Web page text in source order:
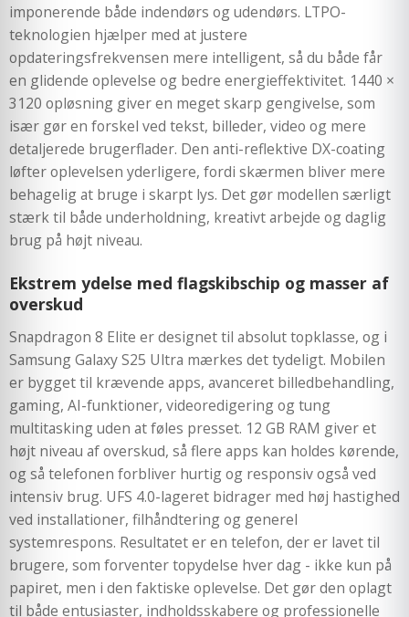
imponerende både indendørs og udendørs. LTPO-
teknologien hjælper med at justere
opdateringsfrekvensen mere intelligent, så du både får
en glidende oplevelse og bedre energieffektivitet. 1440 ×
3120 opløsning giver en meget skarp gengivelse, som
især gør en forskel ved tekst, billeder, video og mere
detaljerede brugerflader. Den anti-reflektive DX-coating
løfter oplevelsen yderligere, fordi skærmen bliver mere
behagelig at bruge i skarpt lys. Det gør modellen særligt
stærk til både underholdning, kreativt arbejde og daglig
brug på højt niveau.
Ekstrem ydelse med flagskibschip og masser af
overskud
Snapdragon 8 Elite er designet til absolut topklasse, og i
Samsung Galaxy S25 Ultra mærkes det tydeligt. Mobilen
er bygget til krævende apps, avanceret billedbehandling,
gaming, AI-funktioner, videoredigering og tung
multitasking uden at føles presset. 12 GB RAM giver et
højt niveau af overskud, så flere apps kan holdes kørende,
og så telefonen forbliver hurtig og responsiv også ved
intensiv brug. UFS 4.0-lageret bidrager med høj hastighed
ved installationer, filhåndtering og generel
systemrespons. Resultatet er en telefon, der er lavet til
brugere, som forventer topydelse hver dag - ikke kun på
papiret, men i den faktiske oplevelse. Det gør den oplagt
til både entusiaster, indholdsskabere og professionelle